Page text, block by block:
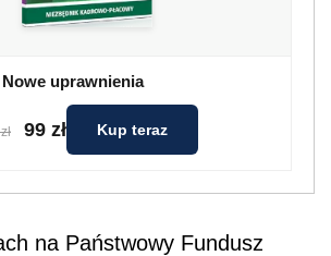
uprawnienia
99 zł Kup teraz
na Państwowy Fundusz